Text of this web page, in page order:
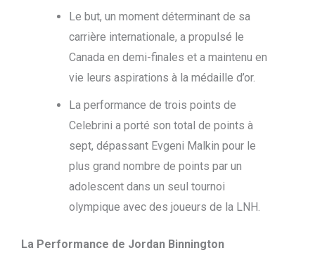
Le but, un moment déterminant de sa
carrière internationale, a propulsé le
Canada en demi-finales et a maintenu en
vie leurs aspirations à la médaille d’or.
La performance de trois points de
Celebrini a porté son total de points à
sept, dépassant Evgeni Malkin pour le
plus grand nombre de points par un
adolescent dans un seul tournoi
olympique avec des joueurs de la LNH.
La Performance de Jordan Binnington